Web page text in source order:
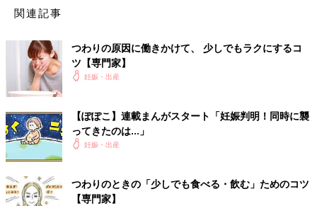
す。下記を参考に、少しでもラクになる方法を探してみて！
胃に何か食べ物を入れてから吐く
胃の中に何もない状態で、消化液だけを吐くのはつらいもの。で
きるだけ胃に何か入れてから吐きましょう。
我慢せずに食べてすぐでも吐く
食べてすぐでも、吐きたいときは無理に我慢せず吐いてみるのも
一つ。多少の水分や栄養は吸収されているはず。
関連記事
つわりの原因に働きかけて、 少しでもラクにするコ
ツ【専門家】
妊娠・出産
【ぽぽこ】連載まんがスタート「妊娠判明！同時に襲
ってきたのは…」
妊娠・出産
つわりのときの「少しでも食べる・飲む」ためのコツ
【専門家】